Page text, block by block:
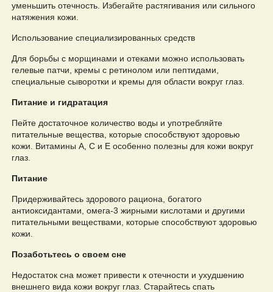
уменьшить отечность. Избегайте растягивания или сильного
натяжения кожи.
Использование специализированных средств
Для борьбы с морщинами и отеками можно использовать
гелевые патчи, кремы с ретинолом или пептидами,
специальные сыворотки и кремы для области вокруг глаз.
Питание и гидратация
Пейте достаточное количество воды и употребляйте
питательные вещества, которые способствуют здоровью
кожи. Витамины А, С и Е особенно полезны для кожи вокруг
глаз.
Питание
Придерживайтесь здорового рациона, богатого
антиоксидантами, омега-3 жирными кислотами и другими
питательными веществами, которые способствуют здоровью
кожи.
Позаботьтесь о своем сне
Недостаток сна может привести к отечности и ухудшению
внешнего вида кожи вокруг глаз. Старайтесь спать